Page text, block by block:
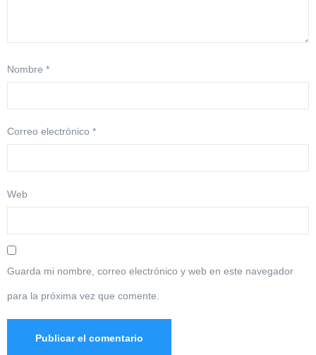
Nombre *
Correo electrónico *
Web
Guarda mi nombre, correo electrónico y web en este navegador
para la próxima vez que comente.